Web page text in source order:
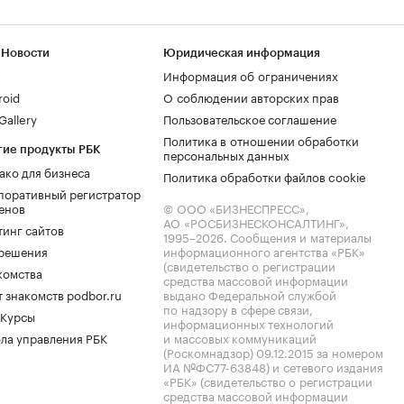
продукты РБК
для бизнеса
регистратор
сайтов
знакомств podbor.ru
управления РБК
Юридическая информация
Информация об ограничениях
О соблюдении авторских прав
Пользовательское соглашение
Политика в отношении обработки
персональных данных
Политика обработки файлов cookie
© ООО «БИЗНЕСПРЕСС»,
АО «РОСБИЗНЕСКОНСАЛТИНГ»,
1995–2026. Сообщения и материалы
информационного агентства «РБК»
(свидетельство о регистрации
средства массовой информации
выдано Федеральной службой
по надзору в сфере связи,
информационных технологий
и массовых коммуникаций
(Роскомнадзор) 09.12.2015 за номером
ИА №ФС77-63848) и сетевого издания
«РБК» (свидетельство о регистрации
средства массовой информации